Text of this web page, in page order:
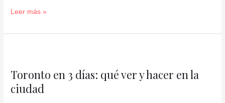
Leer más »
Toronto en 3 días: qué ver y hacer en la
ciudad
3
días: